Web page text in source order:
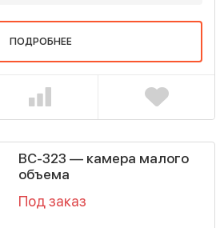
ПОДРОБНЕЕ
ВС-323 — камера малого
объема
Под заказ